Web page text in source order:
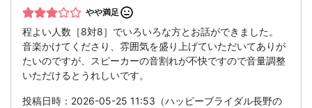
やや満足
程よい人数［8対8］でいろいろな方とお話ができました。
音楽かけてくださり、雰囲気を盛り上げていただいてありが
たいのですが、スピーカーの音割れが不快ですので音量調整
いただけるとうれしいです。
投稿日時：2026-05-25 11:53（ハッピーブライダル長野の